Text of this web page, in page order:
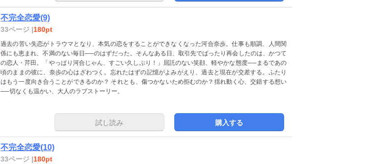
不完全恋愛(9)
33ページ |180pt
過去の苦い失恋がトラウマとなり、本気の恋をすることができなくなった河合奈歩。仕事も順調、人間関
係にも恵まれ、不満のない毎日──のはずだった。そんなある日、取引先でばったり再会したのは、かつて
の恋人・芹田。「やっぱり河合じゃん、すごい久しぶり！」屈託のない笑顔、軽やかな態度──まるであの
頃のままの彼に、奈歩の心はざわつく。忘れたはずの記憶がよみがえり、過去と現在が交差する。ふたり
はもう一度向き合うことができるのか？ それとも、傷つかないため拒むのか？揺れ動く心、交錯する想い
──切なくも温かい、大人のラブストーリー。
試し読み 購入する
不完全恋愛(10)
33ページ |180pt